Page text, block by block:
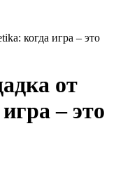
когда игра – это
от
– это